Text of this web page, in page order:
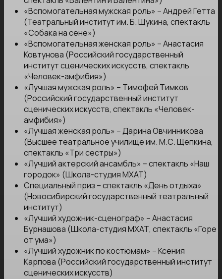
«Вспомогательная мужская роль» – Андрей Гетта
(Театральный институт им. Б. Щукина, спектакль
«Собака на сене»)
«Вспомогательная женская роль» – Анастасия
Ковтунова (Российский государственный
институт сценических искусств, спектакль
«Человек-амфибия»)
«Лучшая мужская роль» – Тимофей Тимков
(Российский государственный институт
сценических искусств, спектакль «Человек-
амфибия»)
«Лучшая женская роль» – Дарина Овчинникова
(Высшее театральное училище им. М.С. Щепкина,
спектакль «Три сестры»)
«Лучший актерский ансамбль» – спектакль «Наш
городок» (Школа-студия МХАТ)
Специальный приз – спектакль «День отдыха»
(Новосибирский государственный театральный
институт)
«Лучший художник-сценограф» – Анастасия
Бурнашова (Школа-студия МХАТ, спектакль «Горе
от ума»)
«Лучший художник по костюмам» – Ксения
Карпова (Российский государственный институт
сценических искусств)